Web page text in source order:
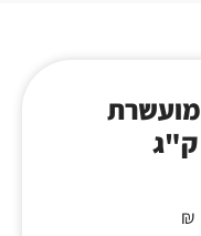
מועשרת
₪